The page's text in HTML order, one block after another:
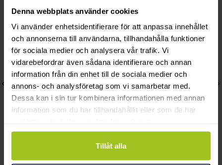
Denna webbplats använder cookies
Vi använder enhetsidentifierare för att anpassa innehållet
och annonserna till användarna, tillhandahålla funktioner
för sociala medier och analysera vår trafik. Vi
vidarebefordrar även sådana identifierare och annan
information från din enhet till de sociala medier och
annons- och analysföretag som vi samarbetar med.
Dessa kan i sin tur kombinera informationen med annan
information som du har tillhandahållit eller som de har
Tillåt alla